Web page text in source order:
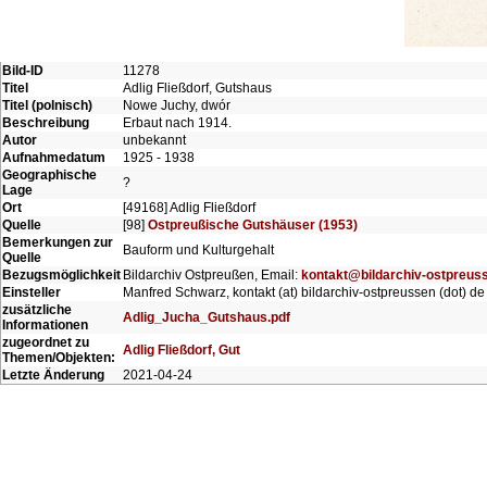
Bild-ID
11278
Titel
Adlig Fließdorf, Gutshaus
Titel (polnisch)
Nowe Juchy, dwór
Beschreibung
Erbaut nach 1914.
Autor
unbekannt
Aufnahmedatum
1925 - 1938
Geographische
Lage
?
Ort
[49168] Adlig Fließdorf
Quelle
[98] Ostpreußische Gutshäuser (1953)
Bemerkungen zur
Quelle
Bauform und Kulturgehalt
Bezugsmöglichkeit Bildarchiv Ostpreußen, Email: kontakt@bildarchiv-
Einsteller
Manfred Schwarz, kontakt (at) bildarchiv-ostpreussen (dot) de
zusätzliche
Informationen
Adlig_Jucha_Gutshaus.pdf
zugeordnet zu
Themen/Objekten: Adlig Fließdorf, Gut
Letzte Änderung
2021-04-24